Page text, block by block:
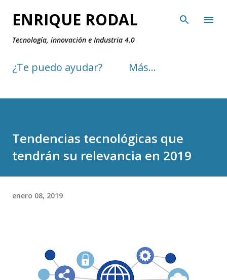
Ir al contenido principal
ENRIQUE RODAL
Tecnología, innovación e Industria 4.0
¿Te puedo ayudar? Más…
Tendencias tecnológicas que
tendrán su relevancia en 2019
enero 08, 2019